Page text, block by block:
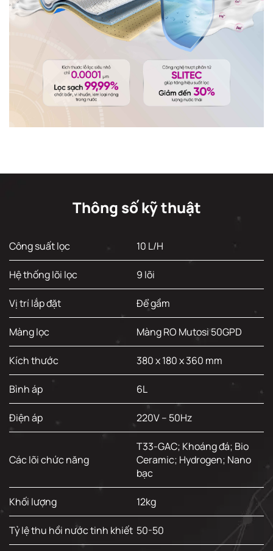
Thông số kỹ thuật
Công suất lọc 10 L/H
Hệ thống lõi lọc 9 lõi
Vị trí lắp đặt Để gầm
Màng lọc Màng RO Mutosi 50GPD
Kích thước 380 x 180 x 360 mm
Bình áp 6L
Điện áp 220V – 50Hz
Các lõi chức năng
T33-GAC; Khoáng đá; Bio
Ceramic; Hydrogen; Nano
bạc
Khối lượng 12kg
Tỷ lệ thu hồi nước tinh khiết 50-50